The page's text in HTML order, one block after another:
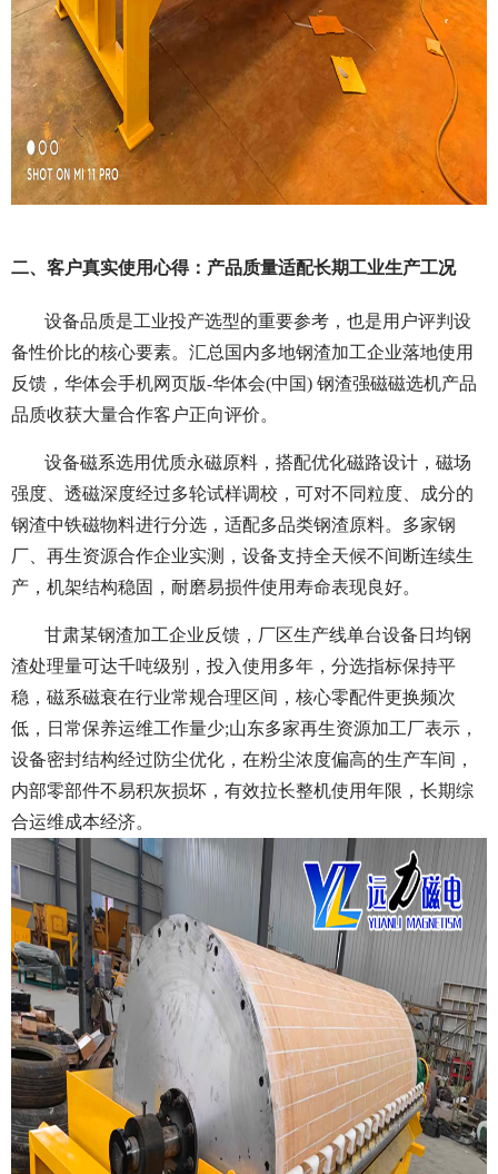
二、客户真实使用心得：产品质量适配长期工业生产工况
设备品质是工业投产选型的重要参考，也是用户评判设
备性价比的核心要素。汇总国内多地钢渣加工企业落地使用
反馈，华体会手机网页版-华体会(中国) 钢渣强磁磁选机产品
品质收获大量合作客户正向评价。
设备磁系选用优质永磁原料，搭配优化磁路设计，磁场
强度、透磁深度经过多轮试样调校，可对不同粒度、成分的
钢渣中铁磁物料进行分选，适配多品类钢渣原料。多家钢
厂、再生资源合作企业实测，设备支持全天候不间断连续生
产，机架结构稳固，耐磨易损件使用寿命表现良好。
甘肃某钢渣加工企业反馈，厂区生产线单台设备日均钢
渣处理量可达千吨级别，投入使用多年，分选指标保持平
稳，磁系磁衰在行业常规合理区间，核心零配件更换频次
低，日常保养运维工作量少;山东多家再生资源加工厂表示，
设备密封结构经过防尘优化，在粉尘浓度偏高的生产车间，
内部零部件不易积灰损坏，有效拉长整机使用年限，长期综
合运维成本经济。